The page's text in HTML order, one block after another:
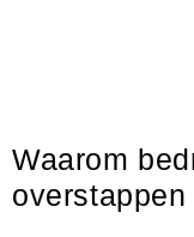
Waarom